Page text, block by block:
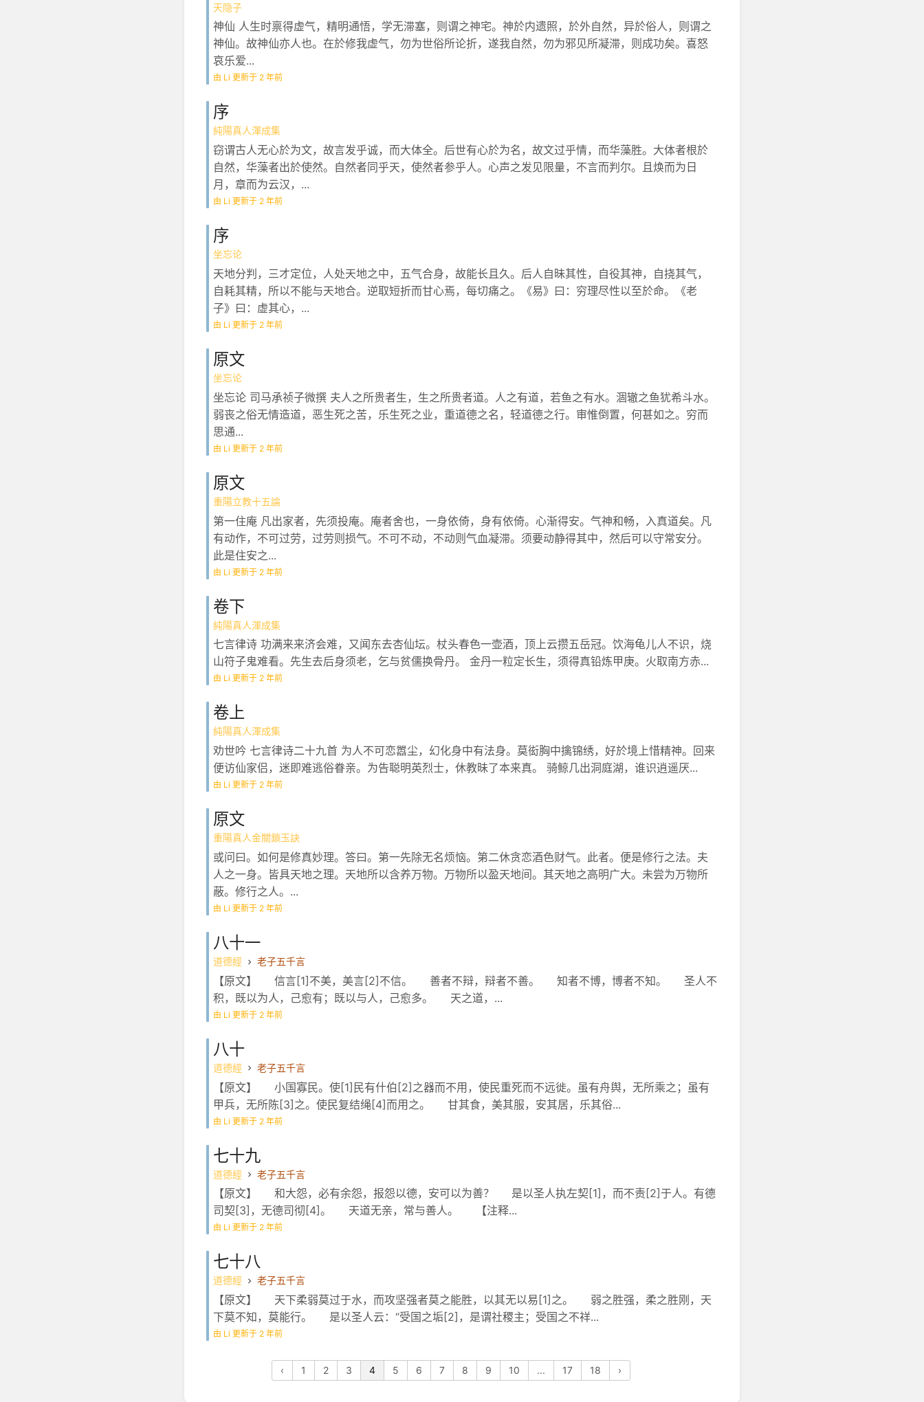
天隐子
神仙 人生时禀得虚气，精明通悟，学无滞塞，则谓之神宅。神於内遗照，於外自然，异於俗人，则谓之
神仙。故神仙亦人也。在於修我虚气，勿为世俗所论折，遂我自然，勿为邪见所凝滞，则成功矣。喜怒
哀乐爱...
由 Li 更新于 2 年前
序
純陽真人渾成集
窃谓古人无心於为文，故言发乎诚，而大体全。后世有心於为名，故文过乎情，而华藻胜。大体者根於
自然，华藻者出於使然。自然者同乎天，使然者参乎人。心声之发见限量，不言而判尔。且焕而为日
月，章而为云汉，...
由 Li 更新于 2 年前
序
坐忘论
天地分判，三才定位，人处天地之中，五气合身，故能长且久。后人自昧其性，自役其神，自挠其气，
自耗其精，所以不能与天地合。逆取短折而甘心焉，每切痛之。《易》曰：穷理尽性以至於命。《老
子》曰：虚其心，...
由 Li 更新于 2 年前
原文
坐忘论
坐忘论 司马承祯子微撰 夫人之所贵者生，生之所贵者道。人之有道，若鱼之有水。涸辙之鱼犹希斗水。
弱丧之俗无情造道，恶生死之苦，乐生死之业，重道德之名，轻道德之行。审惟倒置，何甚如之。穷而
思通...
由 Li 更新于 2 年前
原文
重陽立教十五論
第一住庵 凡出家者，先须投庵。庵者舍也，一身依倚，身有依倚。心渐得安。气神和畅，入真道矣。凡
有动作，不可过劳，过劳则损气。不可不动，不动则气血凝滞。须要动静得其中，然后可以守常安分。
此是住安之...
由 Li 更新于 2 年前
卷下
純陽真人渾成集
七言律诗 功满来来济会难，又闻东去杏仙坛。杖头春色一壶酒，顶上云攒五岳冠。饮海龟儿人不识，烧
山符子鬼难看。先生去后身须老，乞与贫儒换骨丹。 金丹一粒定长生，须得真铅炼甲庚。火取南方赤...
由 Li 更新于 2 年前
卷上
純陽真人渾成集
劝世吟 七言律诗二十九首 为人不可恋嚣尘，幻化身中有法身。莫衒胸中擒锦绣，好於境上惜精神。回来
便访仙家侣，迷即难逃俗眷亲。为告聪明英烈士，休教昧了本来真。 骑鲸几出洞庭湖，谁识逍遥厌...
由 Li 更新于 2 年前
原文
重陽真人金關鎖玉訣
或问曰。如何是修真妙理。答曰。第一先除无名烦恼。第二休贪恋酒色财气。此者。便是修行之法。夫
人之一身。皆具天地之理。天地所以含养万物。万物所以盈天地间。其天地之高明广大。未尝为万物所
蔽。修行之人。...
由 Li 更新于 2 年前
八十一
道德經 老子五千言
【原文】 信言[1]不美，美言[2]不信。 善者不辩，辩者不善。 知者不博，博者不知。 圣人不
积，既以为人，己愈有；既以与人，己愈多。 天之道，...
由 Li 更新于 2 年前
八十
道德經 老子五千言
【原文】 小国寡民。使[1]民有什伯[2]之器而不用，使民重死而不远徙。虽有舟舆，无所乘之；虽有
甲兵，无所陈[3]之。使民复结绳[4]而用之。 甘其食，美其服，安其居，乐其俗...
由 Li 更新于 2 年前
七十九
道德經 老子五千言
【原文】 和大怨，必有余怨，报怨以德，安可以为善？ 是以圣人执左契[1]，而不责[2]于人。有德
司契[3]，无德司彻[4]。 天道无亲，常与善人。 【注释...
由 Li 更新于 2 年前
七十八
道德經 老子五千言
【原文】 天下柔弱莫过于水，而攻坚强者莫之能胜，以其无以易[1]之。 弱之胜强，柔之胜刚，天
下莫不知，莫能行。 是以圣人云：“受国之垢[2]，是谓社稷主；受国之不祥...
由 Li 更新于 2 年前
‹ 1 2 3 4 5 6 7 8 9 10 ... 17 18 ›